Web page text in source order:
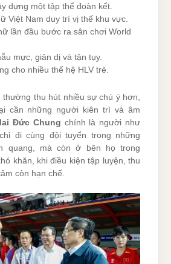
dựng một tập thể đoàn kết.
Việt Nam duy trì vị thế khu vực.
lần đầu bước ra sân chơi World
mực, giản dị và tận tụy.
cho nhiều thế hệ HLV trẻ.
thường thu hút nhiều sự chú ý hơn,
cần những người kiên trì và âm
Đức Chung chính là người như
đi cùng đội tuyển trong những
quang, mà còn ở bên họ trong
khăn, khi điều kiện tập luyện, thu
còn hạn chế.